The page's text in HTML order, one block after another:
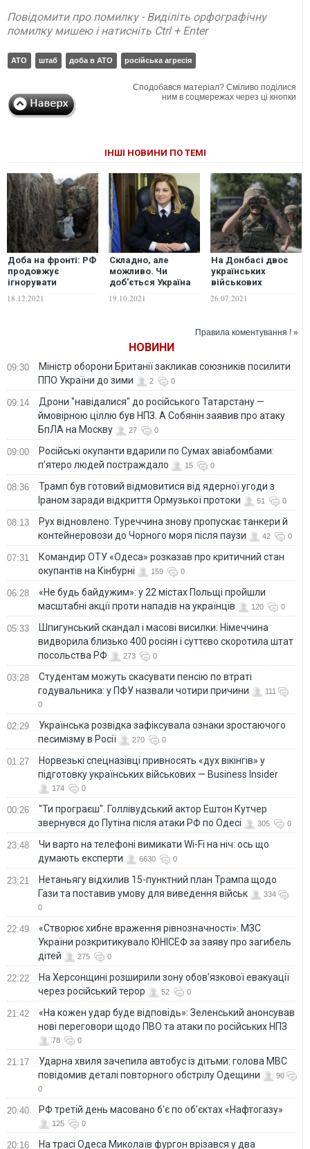
Повідомити про помилку - Виділіть орфографічну
помилку мишею і натисніть Ctrl + Enter
АТО штаб доба в АТО російська агресія
Сподобався матеріал? Сміливо поділися
ним в соцмережах через ці кнопки
ІНШІ НОВИНИ ПО ТЕМІ
Доба на фронті: РФ
продовжує
ігнорувати
Тристоронньої
18.12.2021
Складно, але
можливо. Чи
доб'ється Україна
Поклонської з
19.10.2021
На Донбасі двоє
українських
військових
внаслідок обстрілів
26.07.2021
Правила коментування ! »
НОВИНИ
09:30
Міністр оборони Британії закликав союзників посилити
ППО України до зими
2 0
09:14
Дрони "навідалися" до російського Татарстану —
ймовірною ціллю був НПЗ. А Собянін заявив про атаку
БпЛА на Москву
27 0
09:00
Російські окупанти вдарили по Сумах авіабомбами:
п’ятеро людей постраждало
15 0
08:36
Трамп був готовий відмовитися від ядерної угоди з
Іраном заради відкриття Ормузької протоки
51 0
08:13
Рух відновлено: Туреччина знову пропускає танкери й
контейнеровози до Чорного моря після паузи
42 0
07:31
Командир ОТУ «Одеса» розказав про критичний стан
окупантів на Кінбурні
159 0
06:28
«Не будь байдужим»: у 22 містах Польщі пройшли
масштабні акції проти нападів на українців
120 0
05:33
Шпигунський скандал і масові висилки: Німеччина
видворила близько 400 росіян і суттєво скоротила штат
посольства РФ
273 0
03:28
Студентам можуть скасувати пенсію по втраті
годувальника: у ПФУ назвали чотири причини
111
0
02:29
Українська розвідка зафіксувала ознаки зростаючого
песимізму в Росії
270 0
01:27
Норвезькі спецназівці привносять «дух вікінгів» у
підготовку українських військових — Business Insider
174 0
00:26
"Ти програєш". Голлівудський актор Ештон Кутчер
звернувся до Путіна після атаки РФ по Одесі
305 0
23:48
Чи варто на телефонi вимикати Wi-Fi на ніч: ось що
думають експерти
6630 0
23:21
Нетаньягу відхилив 15-пунктний план Трампа щодо
Гази та поставив умову для виведення військ
334
0
22:49
«Створює хибне враження рівнозначності»: МЗС
України розкритикувало ЮНІСЕФ за заяву про загибель
дітей
275 0
22:22
На Херсонщині розширили зону обов’язкової евакуації
через російський терор
52 0
21:42
«На кожен удар буде відповідь»: Зеленський анонсував
нові переговори щодо ПВО та атаки по російських НПЗ
78 0
21:17
Ударна хвиля зачепила автобус із дітьми: голова МВС
повідомив деталі повторного обстрілу Одещини
90
0
20:40 РФ третій день масовано б'є по об'єктах «Нафтогазу»
125 0
20:16 На трасі Одеса Миколаїв фургон врізався у два